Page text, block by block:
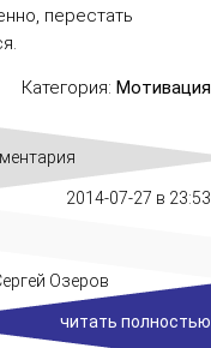
перестать
Категория: Мотивация
2014-07-27 в 23:53
Озеров
читать полностью